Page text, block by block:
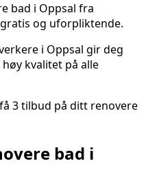
bad i Oppsal fra
og uforpliktende.
i Oppsal gir deg
kvalitet på alle
3 tilbud på ditt renovere
bad i